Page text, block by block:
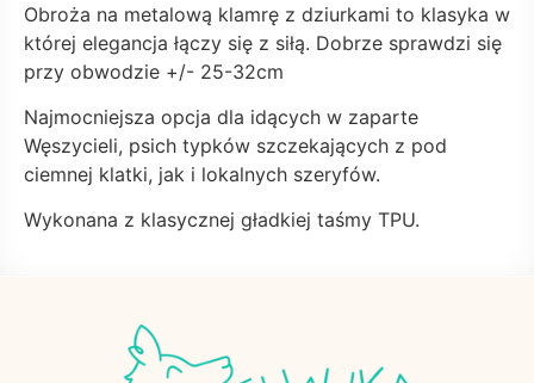
Obroża na metalową klamrę z dziurkami to klasyka w
której elegancja łączy się z siłą. Dobrze sprawdzi się
przy obwodzie +/- 25-32cm
Najmocniejsza opcja dla idących w zaparte
Węszycieli, psich typków szczekających z pod
ciemnej klatki, jak i lokalnych szeryfów.
Wykonana z klasycznej gładkiej taśmy TPU.